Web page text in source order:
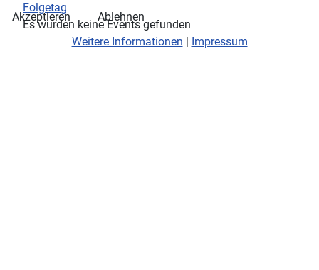
Folgetag
Es wurden keine Events gefunden
Akzeptieren
Ablehnen
Weitere Informationen | Impressum